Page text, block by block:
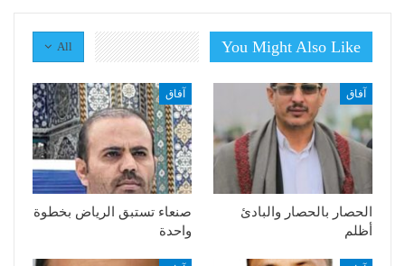
All You Might Also Like
آفاق
الحصار بالحصار والبادئ
أظلم
آفاق
صنعاء تستبق الرياض بخطوة
واحدة